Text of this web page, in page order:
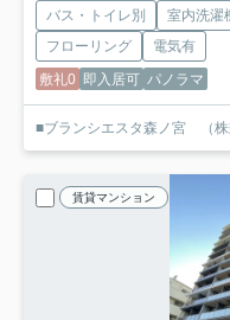
バス・トイレ別 室内洗濯
フローリング
電気有
敷礼0 即入居可 パノラマ
■ブランシエスタ森ノ宮 （
賃貸マンション